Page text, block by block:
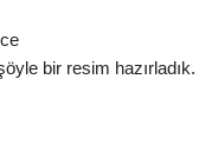
bir resim hazırladık.